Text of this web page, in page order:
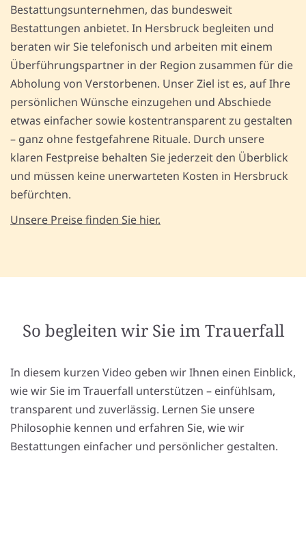
Bestattungsunternehmen, das bundesweit
Bestattungen anbietet. In Hersbruck begleiten und
beraten wir Sie telefonisch und arbeiten mit einem
Überführungspartner in der Region zusammen für die
Abholung von Verstorbenen. Unser Ziel ist es, auf Ihre
persönlichen Wünsche einzugehen und Abschiede
etwas einfacher sowie kostentransparent zu gestalten
– ganz ohne festgefahrene Rituale. Durch unsere
klaren Festpreise behalten Sie jederzeit den Überblick
und müssen keine unerwarteten Kosten in Hersbruck
befürchten.
Unsere Preise finden Sie hier.
So begleiten wir Sie im Trauerfall
In diesem kurzen Video geben wir Ihnen einen Einblick,
wie wir Sie im Trauerfall unterstützen – einfühlsam,
transparent und zuverlässig. Lernen Sie unsere
Philosophie kennen und erfahren Sie, wie wir
Bestattungen einfacher und persönlicher gestalten.